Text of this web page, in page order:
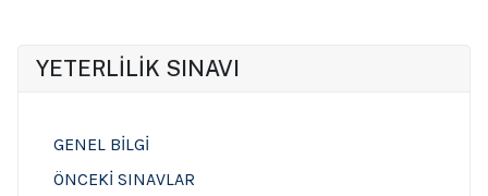
YETERLİLİK SINAVI
GENEL BİLGİ
ÖNCEKİ SINAVLAR